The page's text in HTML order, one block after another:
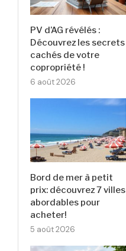
PV d’AG révélés :
Découvrez les secrets
cachés de votre
copropriété !
6 août 2026
Bord de mer à petit
prix: découvrez 7 villes
abordables pour
acheter!
5 août 2026